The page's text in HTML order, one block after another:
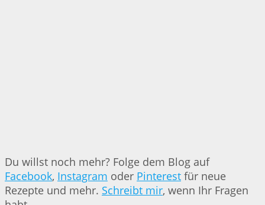
Du willst noch mehr? Folge dem Blog auf
Facebook, Instagram oder Pinterest für neue
Rezepte und mehr. Schreibt mir, wenn Ihr Fragen